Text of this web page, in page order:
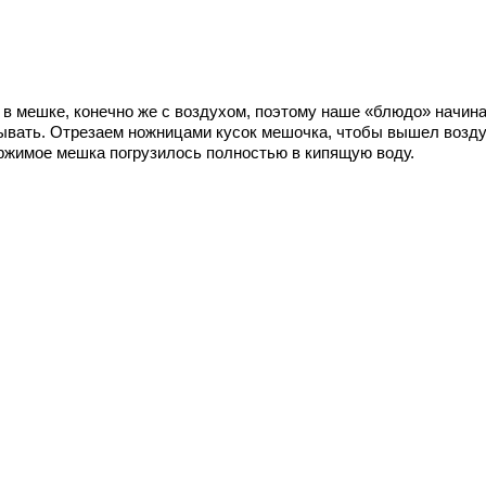
мешке, конечно же с воздухом, поэтому наше «блюдо»
Отрезаем ножницами кусок мешочка, чтобы вышел
мешка погрузилось полностью в кипящую воду.